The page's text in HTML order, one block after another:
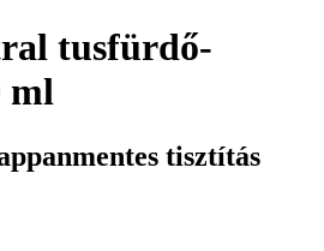
tusfürdő-
ml
tisztítás